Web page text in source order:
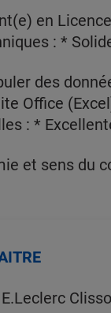
en
: *
des
Office
: *
et sens du